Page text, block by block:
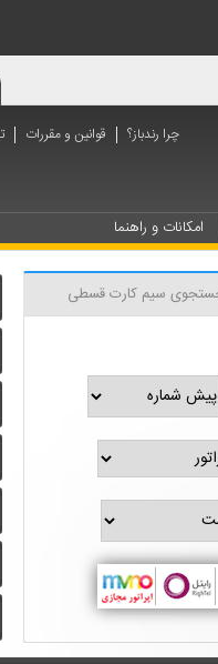
چرا رندباز؟ قوانین و مقررات
امکانات و راهنما
سیم کارت قسطی